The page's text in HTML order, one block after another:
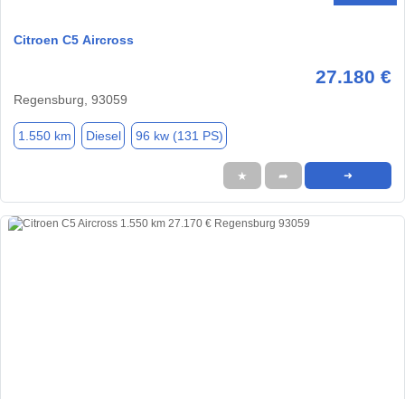
Citroen C5 Aircross
27.180 €
Regensburg, 93059
1.550 km Diesel 96 kw (131 PS)
★ ➦ ➜